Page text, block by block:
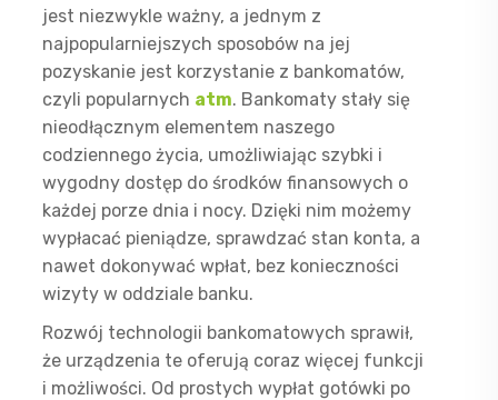
jest niezwykle ważny, a jednym z
najpopularniejszych sposobów na jej
pozyskanie jest korzystanie z bankomatów,
czyli popularnych atm. Bankomaty stały się
nieodłącznym elementem naszego
codziennego życia, umożliwiając szybki i
wygodny dostęp do środków finansowych o
każdej porze dnia i nocy. Dzięki nim możemy
wypłacać pieniądze, sprawdzać stan konta, a
nawet dokonywać wpłat, bez konieczności
wizyty w oddziale banku.
Rozwój technologii bankomatowych sprawił,
że urządzenia te oferują coraz więcej funkcji
i możliwości. Od prostych wypłat gotówki po